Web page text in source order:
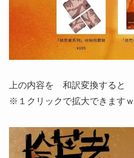
上の内容を 和訳変換すると
※１クリックで拡大できます